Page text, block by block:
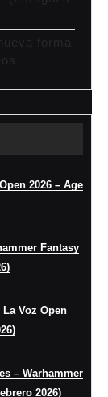
forma
2026 – Age
Fantasy
Voz Open
– Warhammer
2026)